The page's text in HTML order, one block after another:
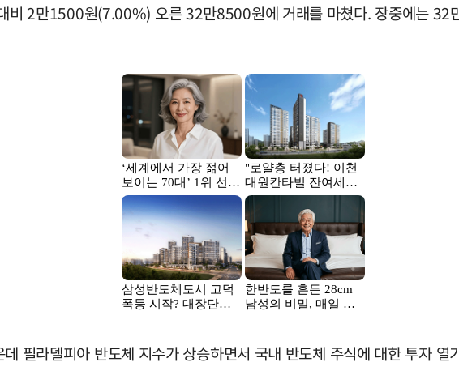
비 2만1500원(7.00%) 오른 32만8500원에 거래를 마쳤다. 장중에는 32
필라델피아 반도체 지수가 상승하면서 국내 반도체 주식에 대한 투자 열